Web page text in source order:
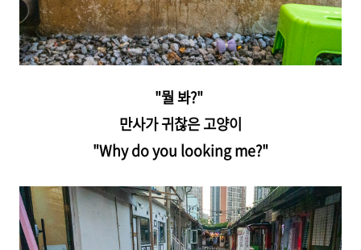
"뭘 봐?"
만사가 귀찮은 고양이
"Why do you looking me?"